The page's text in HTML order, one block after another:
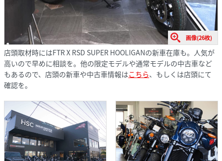
画像(26枚)
店頭取材時にはFTR X RSD SUPER HOOLIGANの新車在庫も。人気が
高いので早めに相談を。他の限定モデルや通常モデルの中古車など
もあるので、店頭の新車や中古車情報はこちら、もしくは店頭にて
確認を。